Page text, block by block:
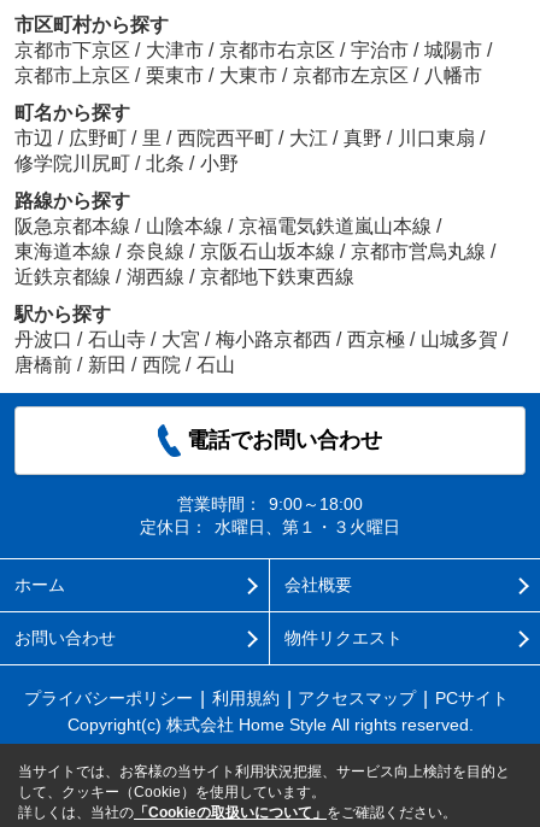
市区町村から探す
京都市下京区 / 大津市 / 京都市右京区 / 宇治市 / 城陽市 /
京都市上京区 / 栗東市 / 大東市 / 京都市左京区 / 八幡市
町名から探す
市辺 / 広野町 / 里 / 西院西平町 / 大江 / 真野 / 川口東扇 /
修学院川尻町 / 北条 / 小野
路線から探す
阪急京都本線 / 山陰本線 / 京福電気鉄道嵐山本線 /
東海道本線 / 奈良線 / 京阪石山坂本線 / 京都市営烏丸線 /
近鉄京都線 / 湖西線 / 京都地下鉄東西線
駅から探す
丹波口 / 石山寺 / 大宮 / 梅小路京都西 / 西京極 / 山城多賀 /
唐橋前 / 新田 / 西院 / 石山
電話でお問い合わせ
営業時間：
9:00～18:00
定休日：
水曜日、第１・３火曜日
ホーム 会社概要
お問い合わせ 物件リクエスト
プライバシーポリシー 利用規約 アクセスマップ
PCサイト
Copyright(c) 株式会社 Home Style All rights reserved.
当サイトでは、お客様の当サイト利用状況把握、サービス向上検討を目的と
して、クッキー（Cookie）を使用しています。
詳しくは、当社の 「Cookieの取扱いについて」 をご確認ください。